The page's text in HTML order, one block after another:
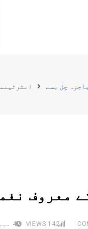
چل بسے
معروف
142 4 مہینے AGO